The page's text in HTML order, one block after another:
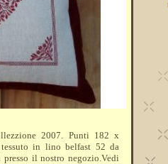
2007. Punti 182 x
in lino belfast 52 da
il nostro negozio.Vedi